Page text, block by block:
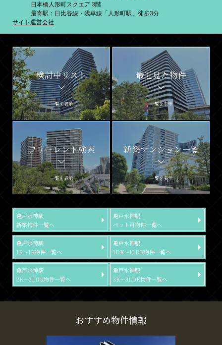
日本橋人形町スクエア 3階
最寄駅：日比谷線・浅草線「人形町駅」徒歩3分
サイト運営会社
検討中リスト
一覧を表示
最近見た物件
一覧を表示
フリーレント検索
一覧を表示
新築マンション一覧
一覧を表示
亀戸水神駅
新築物件一覧へ
亀戸水神駅
ペット可物件一覧へ
亀戸水神駅
1R～1K物件一覧へ
亀戸水神駅
1DK～1LDK物件一覧へ
亀戸水神駅
2K～2LDK物件一覧へ
亀戸水神駅
3K～3LDK物件一覧へ
おすすめ物件情報